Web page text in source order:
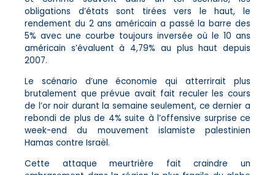
obligations d’états sont tirées vers le haut, le
rendement du 2 ans américain a passé la barre des
5% avec une courbe toujours inversée où le 10 ans
américain s’évaluent à 4,79% au plus haut depuis
2007.
Le scénario d’une économie qui atterrirait plus
brutalement que prévue avait fait reculer les cours
de l’or noir durant la semaine seulement, ce dernier a
rebondi de plus de 4% suite à l’offensive surprise ce
week-end du mouvement islamiste palestinien
Hamas contre Israël.
Cette attaque meurtrière fait craindre un